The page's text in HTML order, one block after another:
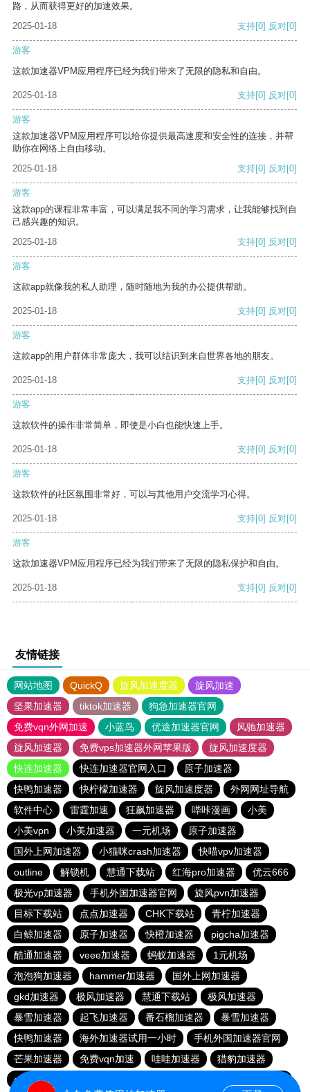
路，从而获得更好的加速效果。
2025-01-18
支持[0] 反对[0]
游客
这款加速器VPM应用程序已经为我们带来了无限的隐私和自由。
2025-01-18 支持[0] 反对[0]
游客
这款加速器VPM应用程序可以给你提供最高速度和安全性的连接，并帮
助你在网络上自由移动。
2025-01-18
支持[0] 反对[0]
游客
这款app的课程非常丰富，可以满足我不同的学习需求，让我能够找到自
己感兴趣的知识。
2025-01-18
支持[0] 反对[0]
游客
这款app就像我的私人助理，随时随地为我的办公提供帮助。
2025-01-18 支持[0] 反对[0]
游客
这款app的用户群体非常庞大，我可以结识到来自世界各地的朋友。
2025-01-18 支持[0] 反对[0]
游客
这款软件的操作非常简单，即使是小白也能快速上手。
2025-01-18 支持[0] 反对[0]
游客
这款软件的社区氛围非常好，可以与其他用户交流学习心得。
2025-01-18 支持[0] 反对[0]
游客
这款加速器VPM应用程序已经为我们带来了无限的隐私保护和自由。
2025-01-18 支持[0] 反对[0]
友情链接
网站地图 QuickQ 旋风加速度器
旋风加速
坚果加速器
tiktok加速器
狗急加速器官网
免费vqn外网加速
小蓝鸟 优途加速器官网
风驰加速器
旋风加速器
免费vps加速器外网苹果版
旋风加速度器
快连加速器
快连加速器官网入口
原子加速器
快鸭加速器
快柠檬加速器 旋风加速度器
外网网址导航
软件中心
雷霆加速 狂飙加速器 哔咔漫画
小美
小美vpn
小美加速器 一元机场
原子加速器
国外上网加速器
小猫咪crash加速器
快喵vpv加速器
outline
解锁机 慧通下载站 红海pro加速器
优云666
极光vp加速器
手机外国加速器官网
旋风pvn加速器
目标下载站
点点加速器 CHK下载站
青柠加速器
白鲸加速器
原子加速器 快橙加速器
pigcha加速器
酷通加速器
veee加速器 蚂蚁加速器
1元机场
泡泡狗加速器
hammer加速器
国外上网加速器
gkd加速器
极风加速器 慧通下载站
极风加速器
暴雪加速器
起飞加速器 番石榴加速器
暴雪加速器
快鸭加速器
海外加速器试用一小时
手机外国加速器官网
芒果加速器
免费vqn加速 哇哇加速器
猎豹加速器
gkd加速器